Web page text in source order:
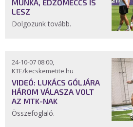
MUNKA, EDZŐMECCS IS
LESZ
Dolgozunk tovább.
24-10-07 08:00,
KTE/kecskemetite.hu
VIDEÓ: LUKÁCS GÓLJÁRA
HÁROM VÁLASZA VOLT
AZ MTK-NAK
Összefoglaló.